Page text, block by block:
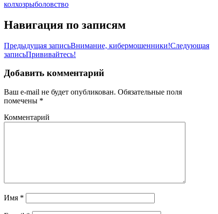
колхозрыболовство
Навигация по записям
Предыдущая записьВнимание, кибермошенники!Следующая
записьПрививайтесь!
Добавить комментарий
Ваш e-mail не будет опубликован. Обязательные поля
помечены *
Комментарий
Имя *